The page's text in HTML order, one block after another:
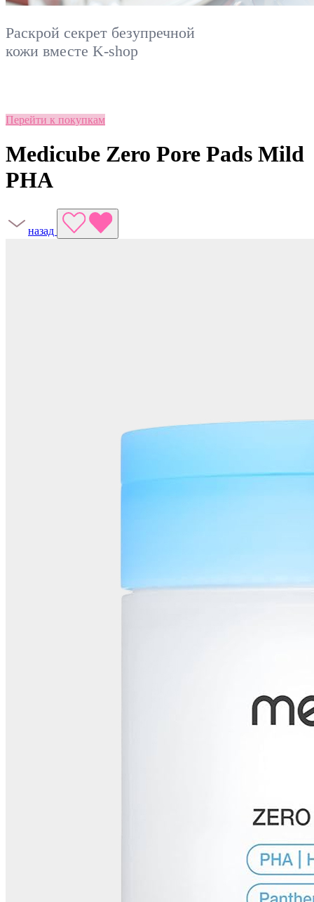
Раскрой секрет безупречной
кожи вместе K-shop
Перейти к покупкам
Medicube Zero Pore Pads Mild
PHA
назад